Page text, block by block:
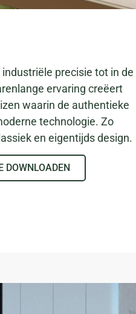
precisie tot in de
ervaring creëert
waarin de authentieke
technologie. Zo
en eigentijds design.
DOWNLOADEN